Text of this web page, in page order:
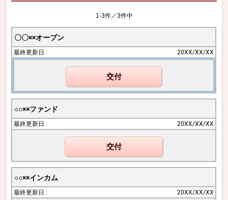
1-3件／3件中
〇〇××オープン
20XX/XX/XX
交付
○○××ファンド
20XX/XX/XX
交付
○○××インカム
20XX/XX/XX